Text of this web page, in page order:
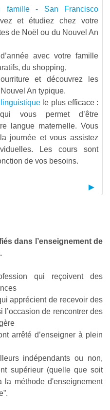
famille - San Francisco
et étudiez chez votre
de Noël ou du Nouvel An
avec votre famille
du shopping,
et découvrez les
An typique.
le plus efficace :
vous permet d’être
langue maternelle. Vous
journée et vous assistez
Les cours sont
de vos besoins.
dans l’enseignement de
qui reçoivent des
apprécient de recevoir des
l’occasion de rencontrer des
arrêté d’enseigner à plein
indépendants ou non,
supérieur (quelle que soit
la méthode d'enseignement